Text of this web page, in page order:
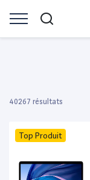
40267 résultats
Top Produit